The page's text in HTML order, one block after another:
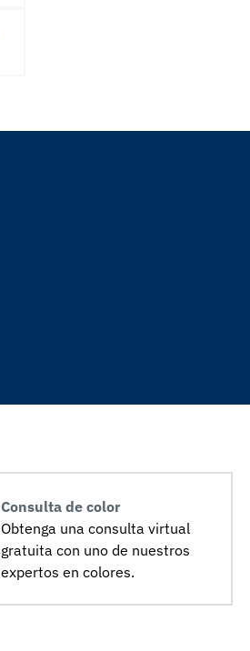
Consulta de color
Obtenga una consulta virtual
gratuita con uno de nuestros
expertos en colores.